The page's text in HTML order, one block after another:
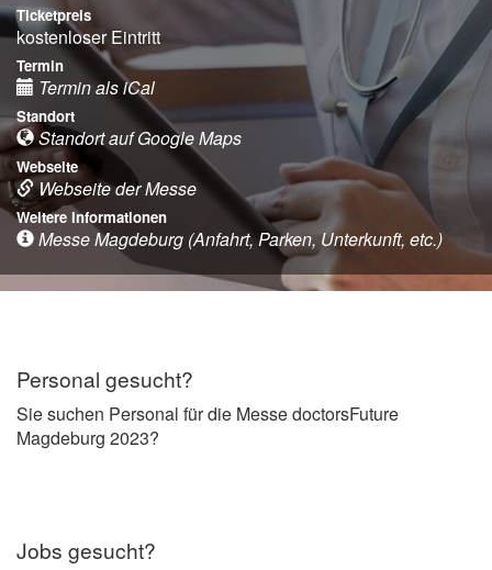
Ticketpreis
kostenloser Eintritt
Termin
Termin als iCal
Standort
Standort auf Google Maps
Webseite
Webseite der Messe
Weitere Informationen
Messe Magdeburg (Anfahrt, Parken, Unterkunft, etc.)
Personal gesucht?
Sie suchen Personal für die Messe doctorsFuture
Magdeburg 2023?
Jobs gesucht?